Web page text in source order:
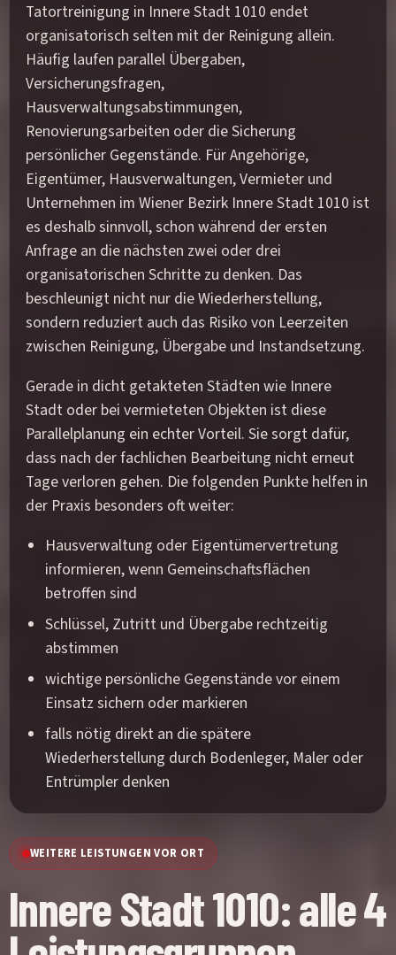
Tatortreinigung in Innere Stadt 1010 endet
organisatorisch selten mit der Reinigung allein.
Häufig laufen parallel Übergaben,
Versicherungsfragen,
Hausverwaltungsabstimmungen,
Renovierungsarbeiten oder die Sicherung
persönlicher Gegenstände. Für Angehörige,
Eigentümer, Hausverwaltungen, Vermieter und
Unternehmen im Wiener Bezirk Innere Stadt 1010 ist
es deshalb sinnvoll, schon während der ersten
Anfrage an die nächsten zwei oder drei
organisatorischen Schritte zu denken. Das
beschleunigt nicht nur die Wiederherstellung,
sondern reduziert auch das Risiko von Leerzeiten
zwischen Reinigung, Übergabe und Instandsetzung.
Gerade in dicht getakteten Städten wie Innere
Stadt oder bei vermieteten Objekten ist diese
Parallelplanung ein echter Vorteil. Sie sorgt dafür,
dass nach der fachlichen Bearbeitung nicht erneut
Tage verloren gehen. Die folgenden Punkte helfen in
der Praxis besonders oft weiter:
Hausverwaltung oder Eigentümervertretung
informieren, wenn Gemeinschaftsflächen
betroffen sind
Schlüssel, Zutritt und Übergabe rechtzeitig
abstimmen
wichtige persönliche Gegenstände vor einem
Einsatz sichern oder markieren
falls nötig direkt an die spätere
Wiederherstellung durch Bodenleger, Maler oder
Entrümpler denken
WEITERE LEISTUNGEN VOR ORT
Innere Stadt 1010: alle 4